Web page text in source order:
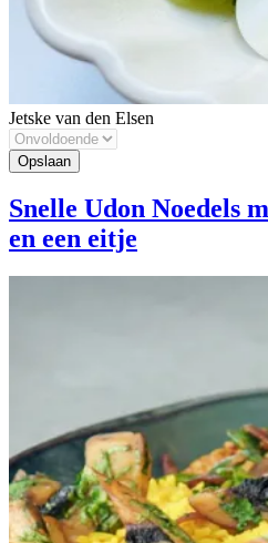
Jetske van den Elsen
Snelle Udon Noedels
en een eitje